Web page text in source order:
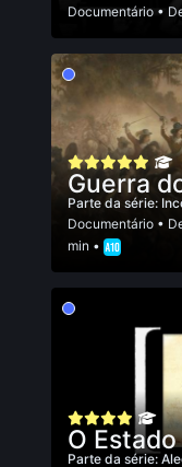
Documentário •
Guerra
Parte da série:
Documentário •
min •
O
Parte da série: